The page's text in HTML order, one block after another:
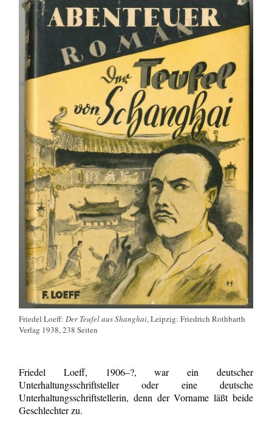
Friedel Loeff:Der Teufel aus Shanghai, Leipzig: Friedrich Rothbarth
Verlag 1938, 238 Seiten
Friedel Loeff, 1906–?, war ein deutscher
Unterhaltungsschriftsteller oder eine deutsche
Unterhaltungsschriftstellerin, denn der Vorname läßt beide
Geschlechter zu.